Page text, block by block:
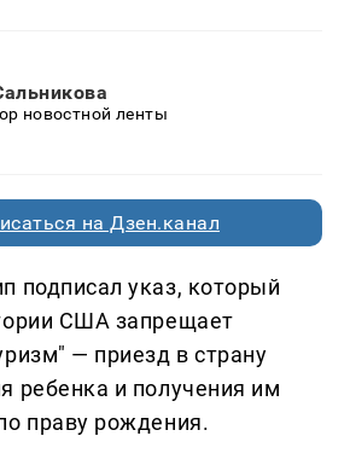
новостной ленты
на Дзен.канал
подписал указ, который
США запрещает
— приезд в страну
ребенка и получения им
праву рождения.